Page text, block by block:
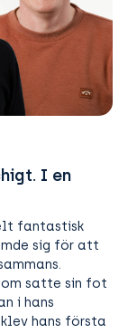
I en
fantastisk
sig för att
satte sin fot
i hans
hans första